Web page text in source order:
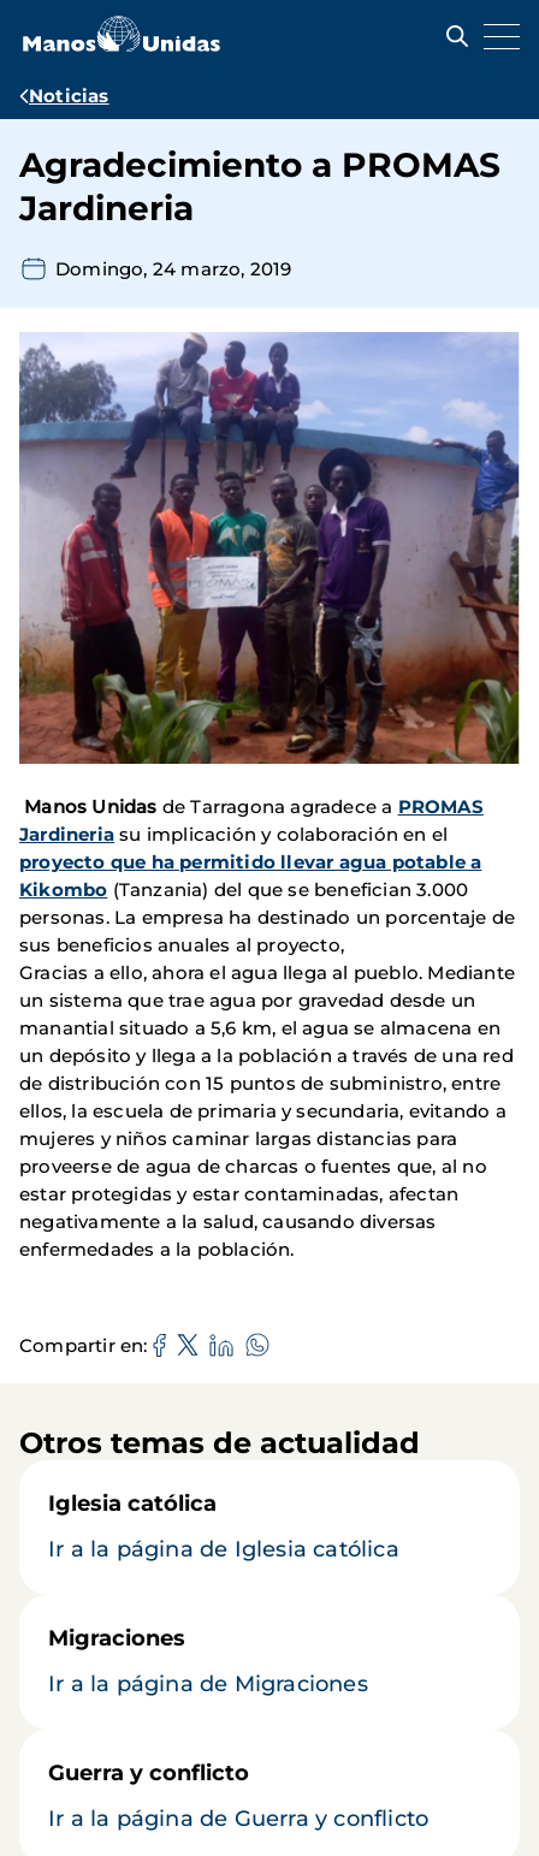
contenido
Ruta
navegación
Noticias
Agradecimiento a PROMAS
Jardineria
Domingo, 24 marzo, 2019
Manos Unidas de Tarragona agradece a PROMAS
Jardineria su implicación y colaboración en el
proyecto que ha permitido llevar agua potable a
Kikombo (Tanzania) del que se benefician 3.000
personas. La empresa ha destinado un porcentaje de
sus beneficios anuales al proyecto,
Gracias a ello, ahora el agua llega al pueblo. Mediante
un sistema que trae agua por gravedad desde un
manantial situado a 5,6 km, el agua se almacena en
un depósito y llega a la población a través de una red
de distribución con 15 puntos de subministro, entre
ellos, la escuela de primaria y secundaria, evitando a
mujeres y niños caminar largas distancias para
proveerse de agua de charcas o fuentes que, al no
estar protegidas y estar contaminadas, afectan
negativamente a la salud, causando diversas
enfermedades a la población.
Compartir en
Otros temas de actualidad
Iglesia católica
Ir a la página de Iglesia católica
Migraciones
Ir a la página de Migraciones
Guerra y conflicto
Ir a la página de Guerra y conflicto